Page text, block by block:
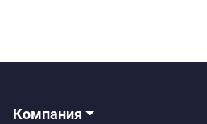
Компания